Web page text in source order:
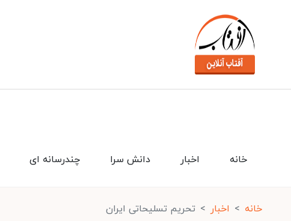
چندرسانه ای دانش سرا اخبار خانه
خانه اخبار تحریم تسلیحاتی ایران